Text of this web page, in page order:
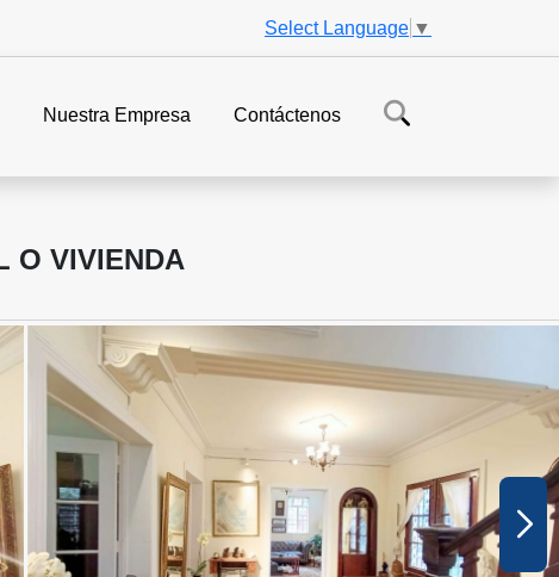
Select Language ▼
Nuestra Empresa Contáctenos
O VIVIENDA